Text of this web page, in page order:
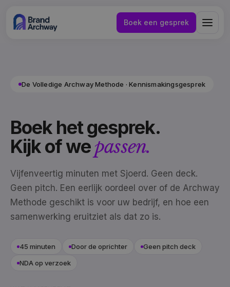
Boek een gesprek
NL EN
De Volledige Archway Methode · Kennismakingsgesprek
Boek het gesprek.
Kijk of wepassen.
Vijfenveertig minuten met Sjoerd. Geen deck.
Geen pitch. Een eerlijk oordeel over of de Archway
Methode geschikt is voor uw bedrijf, en hoe een
samenwerking eruitziet als dat zo is.
45 minuten Door de oprichter
Geen pitch deck
NDA op verzoek